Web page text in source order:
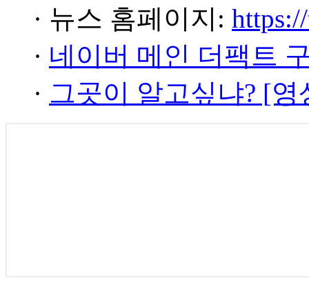
· 뉴스 홈페이지:
· 네이버 메인 더팩트
· 그곳이 알고싶냐? [